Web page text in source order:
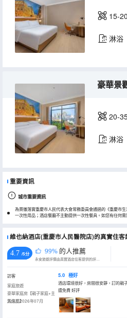
15-
淋浴
20-
淋浴
重要資訊
城市重要資訊
為貫徹落實重慶市人民代表大會常務委員會通過的《重慶市
一次性用品；酒店餐廳不主動提供一次性餐具。如您有任何
維也納酒店(重慶市人民醫院店)的真實住客
4.7 /5分 99% 的人推薦
永安旅遊評價由真實酒店住客提供的評價。
訪客
家庭旅遊
豪華家庭房【親子家庭+主
題床品】
入住於2026年07月
5.0 極好
酒店環境很好，房間很安靜，訂的親
還免費 好評